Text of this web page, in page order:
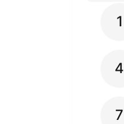
1
4
7